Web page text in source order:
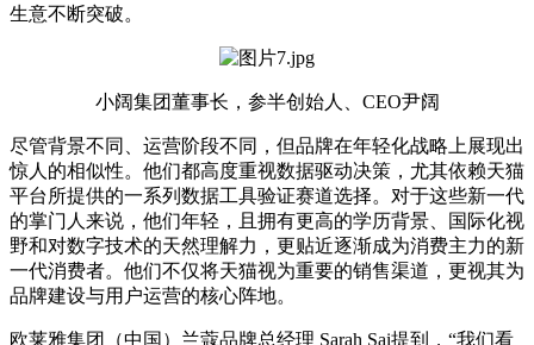
生意不断突破。
小阔集团董事长，参半创始人、CEO尹阔
尽管背景不同、运营阶段不同，但品牌在年轻化战略上展现出
惊人的相似性。他们都高度重视数据驱动决策，尤其依赖天猫
平台所提供的一系列数据工具验证赛道选择。对于这些新一代
的掌门人来说，他们年轻，且拥有更高的学历背景、国际化视
野和对数字技术的天然理解力，更贴近逐渐成为消费主力的新
一代消费者。他们不仅将天猫视为重要的销售渠道，更视其为
品牌建设与用户运营的核心阵地。
欧莱雅集团（中国）兰蔻品牌总经理 Sarah Sai提到，“我们看